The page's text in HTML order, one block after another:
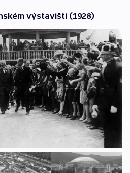
výstavišti (1928)